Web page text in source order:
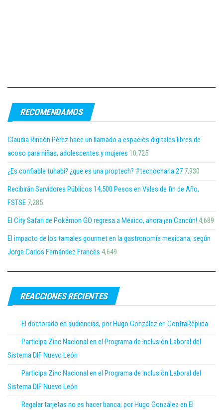
RECOMENDAMOS
Claudia Rincón Pérez hace un llamado a espacios digitales libres de
acoso para niñas, adolescentes y mujeres 10,725
¿Es confiable tuhabi? ¿que es una proptech? #tecnocharla 27 7,930
Recibirán Servidores Públicos 14,500 Pesos en Vales de fin de Año,
FSTSE 7,285
El City Safari de Pokémon GO regresa a México, ahora ¡en Cancún! 4,689
El impacto de los tamales gourmet en la gastronomía mexicana, según
Jorge Carlos Fernández Francés 4,649
REACCIONES RECIENTES
El doctorado en audiencias, por Hugo González en ContraRéplica
Participa Zinc Nacional en el Programa de Inclusión Laboral del
Sistema DIF Nuevo León
Participa Zinc Nacional en el Programa de Inclusión Laboral del
Sistema DIF Nuevo León
Regalar tarjetas no es hacer banca; por Hugo González en El